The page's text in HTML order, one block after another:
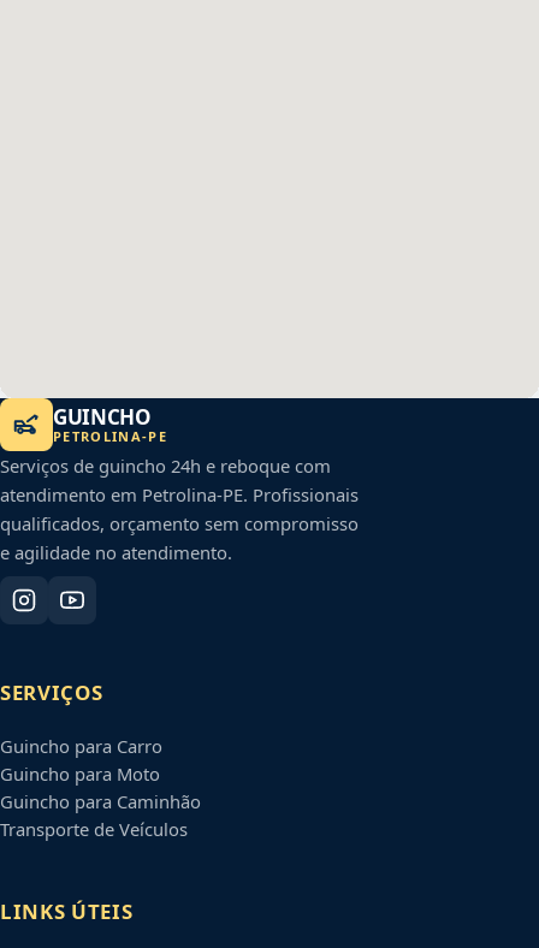
GUINCHO
PETROLINA-PE
Serviços de guincho 24h e reboque com
atendimento em Petrolina-PE. Profissionais
qualificados, orçamento sem compromisso
e agilidade no atendimento.
SERVIÇOS
Guincho para Carro
Guincho para Moto
Guincho para Caminhão
Transporte de Veículos
LINKS ÚTEIS